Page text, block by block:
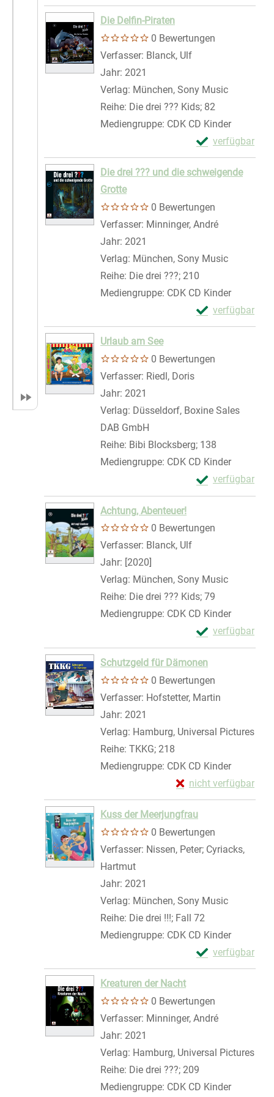
Zum Download
Die Delfin-Piraten
0 Bewertungen
Verfasser: Blanck, Ulf
Jahr: 2021
Verlag: München, Sony Music
Reihe: Die drei ??? Kids; 82
Mediengruppe: CDK CD Kinder
verfügbar
Exemplar-
Zum Download
Die drei ??? und die schweigende
Grotte
0 Bewertungen
Verfasser: Minninger, André
Jahr: 2021
Verlag: München, Sony Music
Reihe: Die drei ???; 210
Mediengruppe: CDK CD Kinder
verfügbar
Exemplar-
Zum Download
Urlaub am See
0 Bewertungen
Verfasser: Riedl, Doris
Jahr: 2021
Verlag: Düsseldorf, Boxine Sales
DAB GmbH
Reihe: Bibi Blocksberg; 138
Mediengruppe: CDK CD Kinder
verfügbar
Exemplar-
Zum Download
Achtung, Abenteuer!
0 Bewertungen
Verfasser: Blanck, Ulf
Jahr: [2020]
Verlag: München, Sony Music
Reihe: Die drei ??? Kids; 79
Mediengruppe: CDK CD Kinder
verfügbar
Exemplar-
Zum Download
Schutzgeld für Dämonen
0 Bewertungen
Verfasser: Hofstetter, Martin
Jahr: 2021
Verlag: Hamburg, Universal Pictures
Reihe: TKKG; 218
Mediengruppe: CDK CD Kinder
nicht verfügbar
Exemplar-Details
Zum Download von
Kuss der Meerjungfrau
0 Bewertungen
Verfasser: Nissen, Peter; Cyriacks,
Hartmut
Jahr: 2021
Verlag: München, Sony Music
Reihe: Die drei !!!; Fall 72
Mediengruppe: CDK CD Kinder
verfügbar
Exemplar-
Zum Download
Kreaturen der Nacht
0 Bewertungen
Verfasser: Minninger, André
Jahr: 2021
Verlag: Hamburg, Universal Pictures
Reihe: Die drei ???; 209
Mediengruppe: CDK CD Kinder